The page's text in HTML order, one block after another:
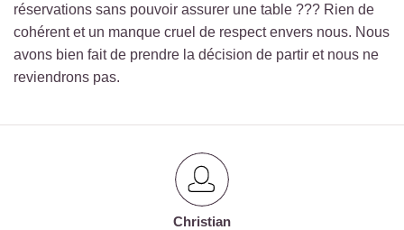
réservations sans pouvoir assurer une table ??? Rien de
cohérent et un manque cruel de respect envers nous. Nous
avons bien fait de prendre la décision de partir et nous ne
reviendrons pas.
Christian